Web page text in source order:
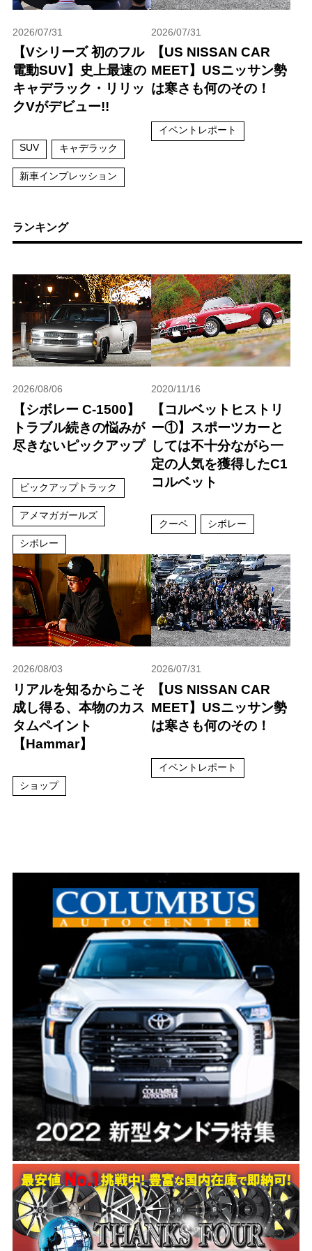
2026/07/31
【Vシリーズ 初のフル
電動SUV】史上最速の
キャデラック・リリッ
クVがデビュー!!
SUV キャデラック
新車インプレッション
2026/07/31
【US NISSAN CAR
MEET】USニッサン勢
は寒さも何のその！
イベントレポート
ランキング
2026/08/06
【シボレー C-1500】
トラブル続きの悩みが
尽きないピックアップ
ピックアップトラック
アメマガガールズ
シボレー
2020/11/16
【コルベットヒストリ
ー①】スポーツカーと
しては不十分ながら一
定の人気を獲得したC1
コルベット
クーペ シボレー
2026/08/03
リアルを知るからこそ
成し得る、本物のカス
タムペイント
【Hammar】
ショップ
2026/07/31
【US NISSAN CAR
MEET】USニッサン勢
は寒さも何のその！
イベントレポート